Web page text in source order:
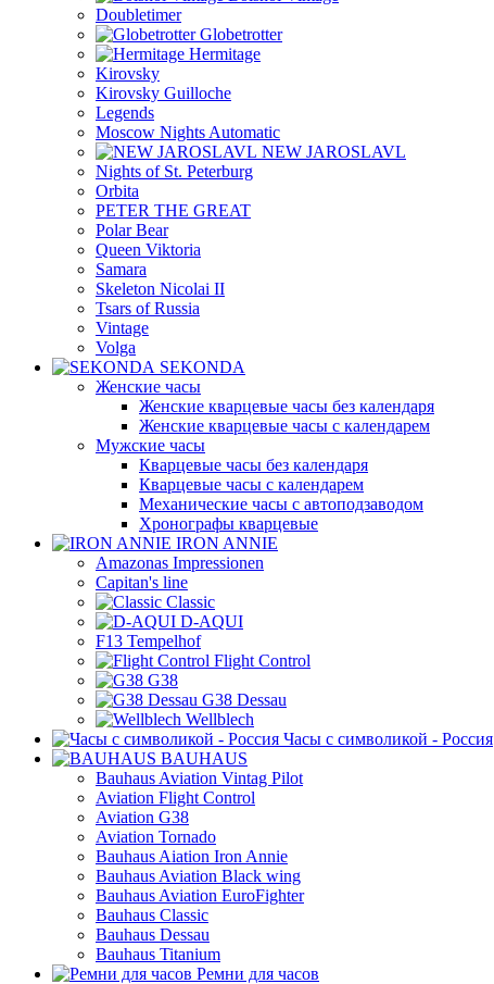
Doubletimer
Globetrotter
Hermitage
Kirovsky
Kirovsky Guilloche
Legends
Moscow Nights Automatic
NEW JAROSLAVL
Nights of St. Peterburg
Orbita
PETER THE GREAT
Polar Bear
Queen Viktoria
Samara
Skeleton Nicolai II
Tsars of Russia
Vintage
Volga
SEKONDA
Женские часы
Женские кварцевые часы без календаря
Женские кварцевые часы с календарем
Мужские часы
Кварцевые часы без календаря
Кварцевые часы с календарем
Механические часы с автоподзаводом
Хронографы кварцевые
IRON ANNIE
Amazonas Impressionen
Capitan's line
Classic
D-AQUI
F13 Tempelhof
Flight Control
G38
G38 Dessau
Wellblech
Часы с символикой - Россия
BAUHAUS
Bauhaus Aviation Vintag Pilot
Aviation Flight Control
Aviation G38
Aviation Tornado
Bauhaus Aiation Iron Annie
Bauhaus Aviation Black wing
Bauhaus Aviation EuroFighter
Bauhaus Classic
Bauhaus Dessau
Bauhaus Titanium
Ремни для часов